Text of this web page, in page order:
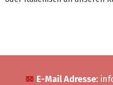
E-Mail Adresse: